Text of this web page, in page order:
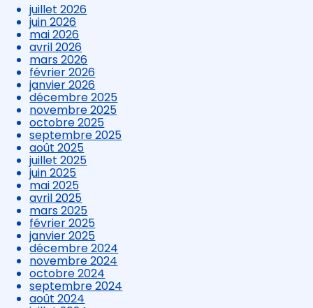
juillet 2026
juin 2026
mai 2026
avril 2026
mars 2026
février 2026
janvier 2026
décembre 2025
novembre 2025
octobre 2025
septembre 2025
août 2025
juillet 2025
juin 2025
mai 2025
avril 2025
mars 2025
février 2025
janvier 2025
décembre 2024
novembre 2024
octobre 2024
septembre 2024
août 2024